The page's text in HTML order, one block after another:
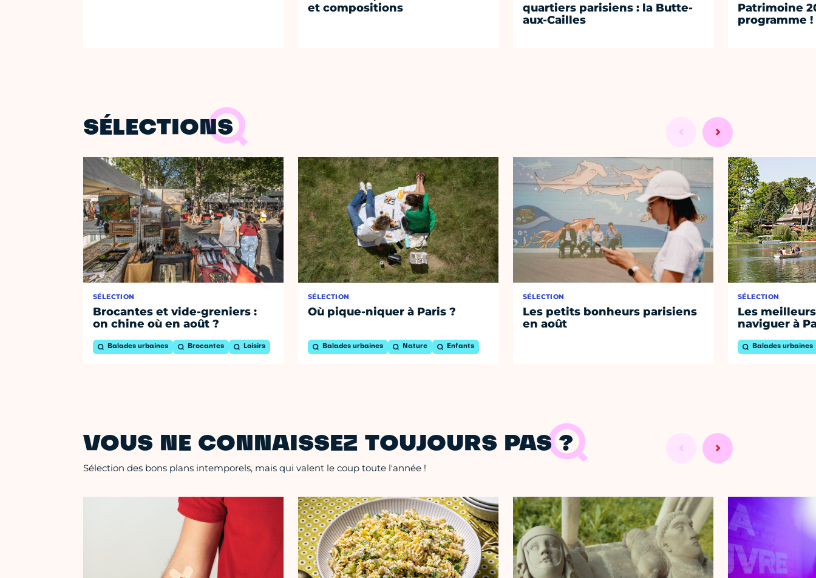
et compositions
quartiers parisiens : la Butte-
aux-Cailles
Patrimoine
programme !
SÉLECTIONS
SÉLECTION
Brocantes et vide-greniers :
on chine où en août ?
Balades urbaines Brocantes Loisirs
SÉLECTION
Où pique-niquer à Paris ?
Balades urbaines Nature Enfants
SÉLECTION
Les petits bonheurs parisiens
en août
SÉLECTION
Les
naviguer à
Balades urbaines
VOUS NE CONNAISSEZ TOUJOURS PAS ?
Sélection des bons plans intemporels, mais qui valent le coup toute l'année !